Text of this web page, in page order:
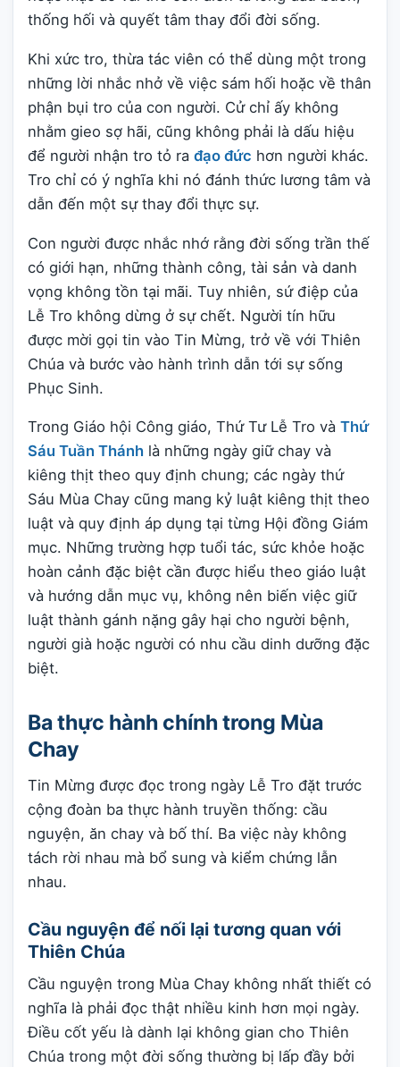
thống hối và quyết tâm thay đổi đời sống.
Khi xức tro, thừa tác viên có thể dùng một trong
những lời nhắc nhở về việc sám hối hoặc về thân
phận bụi tro của con người. Cử chỉ ấy không
nhằm gieo sợ hãi, cũng không phải là dấu hiệu
để người nhận tro tỏ ra đạo đức hơn người khác.
Tro chỉ có ý nghĩa khi nó đánh thức lương tâm và
dẫn đến một sự thay đổi thực sự.
Con người được nhắc nhớ rằng đời sống trần thế
có giới hạn, những thành công, tài sản và danh
vọng không tồn tại mãi. Tuy nhiên, sứ điệp của
Lễ Tro không dừng ở sự chết. Người tín hữu
được mời gọi tin vào Tin Mừng, trở về với Thiên
Chúa và bước vào hành trình dẫn tới sự sống
Phục Sinh.
Trong Giáo hội Công giáo, Thứ Tư Lễ Tro và Thứ
Sáu Tuần Thánh là những ngày giữ chay và
kiêng thịt theo quy định chung; các ngày thứ
Sáu Mùa Chay cũng mang kỷ luật kiêng thịt theo
luật và quy định áp dụng tại từng Hội đồng Giám
mục. Những trường hợp tuổi tác, sức khỏe hoặc
hoàn cảnh đặc biệt cần được hiểu theo giáo luật
và hướng dẫn mục vụ, không nên biến việc giữ
luật thành gánh nặng gây hại cho người bệnh,
người già hoặc người có nhu cầu dinh dưỡng đặc
biệt.
Ba thực hành chính trong Mùa
Chay
Tin Mừng được đọc trong ngày Lễ Tro đặt trước
cộng đoàn ba thực hành truyền thống: cầu
nguyện, ăn chay và bố thí. Ba việc này không
tách rời nhau mà bổ sung và kiểm chứng lẫn
nhau.
Cầu nguyện để nối lại tương quan với
Thiên Chúa
Cầu nguyện trong Mùa Chay không nhất thiết có
nghĩa là phải đọc thật nhiều kinh hơn mọi ngày.
Điều cốt yếu là dành lại không gian cho Thiên
Chúa trong một đời sống thường bị lấp đầy bởi